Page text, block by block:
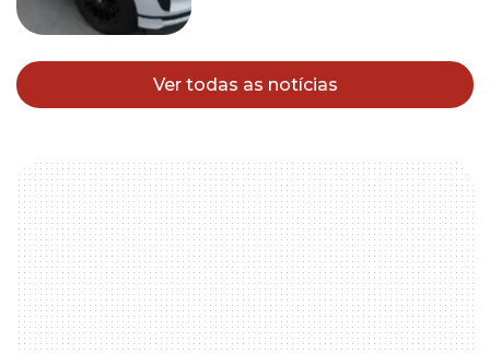
Ver todas as notícias